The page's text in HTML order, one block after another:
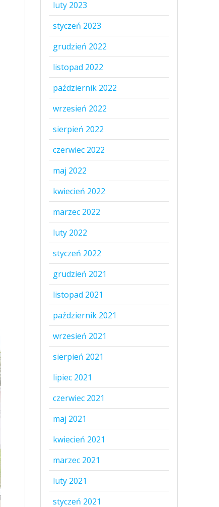
luty 2023
styczeń 2023
grudzień 2022
listopad 2022
październik 2022
wrzesień 2022
sierpień 2022
czerwiec 2022
maj 2022
kwiecień 2022
marzec 2022
luty 2022
styczeń 2022
grudzień 2021
listopad 2021
październik 2021
wrzesień 2021
sierpień 2021
lipiec 2021
czerwiec 2021
maj 2021
kwiecień 2021
marzec 2021
luty 2021
styczeń 2021